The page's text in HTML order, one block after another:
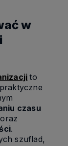
w
to
czasu
.
szuflad,